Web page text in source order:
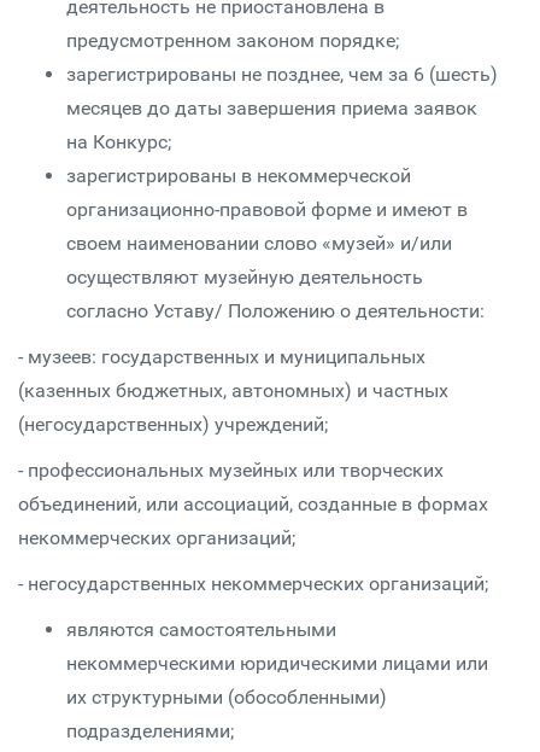
деятельность не приостановлена в
предусмотренном законом порядке;
зарегистрированы не позднее, чем за 6 (шесть)
месяцев до даты завершения приема заявок
на Конкурс;
зарегистрированы в некоммерческой
организационно-правовой форме и имеют в
своем наименовании слово «музей» и/или
осуществляют музейную деятельность
согласно Уставу/ Положению о деятельности:
- музеев: государственных и муниципальных
(казенных бюджетных, автономных) и частных
(негосударственных) учреждений;
- профессиональных музейных или творческих
объединений, или ассоциаций, созданные в формах
некоммерческих организаций;
- негосударственных некоммерческих организаций;
являются самостоятельными
некоммерческими юридическими лицами или
их структурными (обособленными)
подразделениями;